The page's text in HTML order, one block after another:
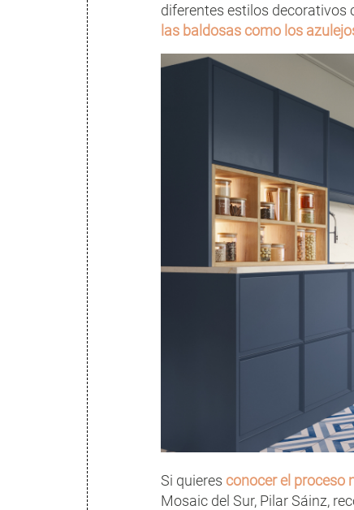
diferentes estilos decorativos
las baldosas como los
Si quieres conocer el proceso
Mosaic del Sur, Pilar Sáinz,